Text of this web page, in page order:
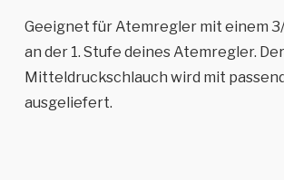
Geeignet für Atemregler mit einem
an der 1. Stufe deines Atemregler. Der
Mitteldruckschlauch wird mit
ausgeliefert.